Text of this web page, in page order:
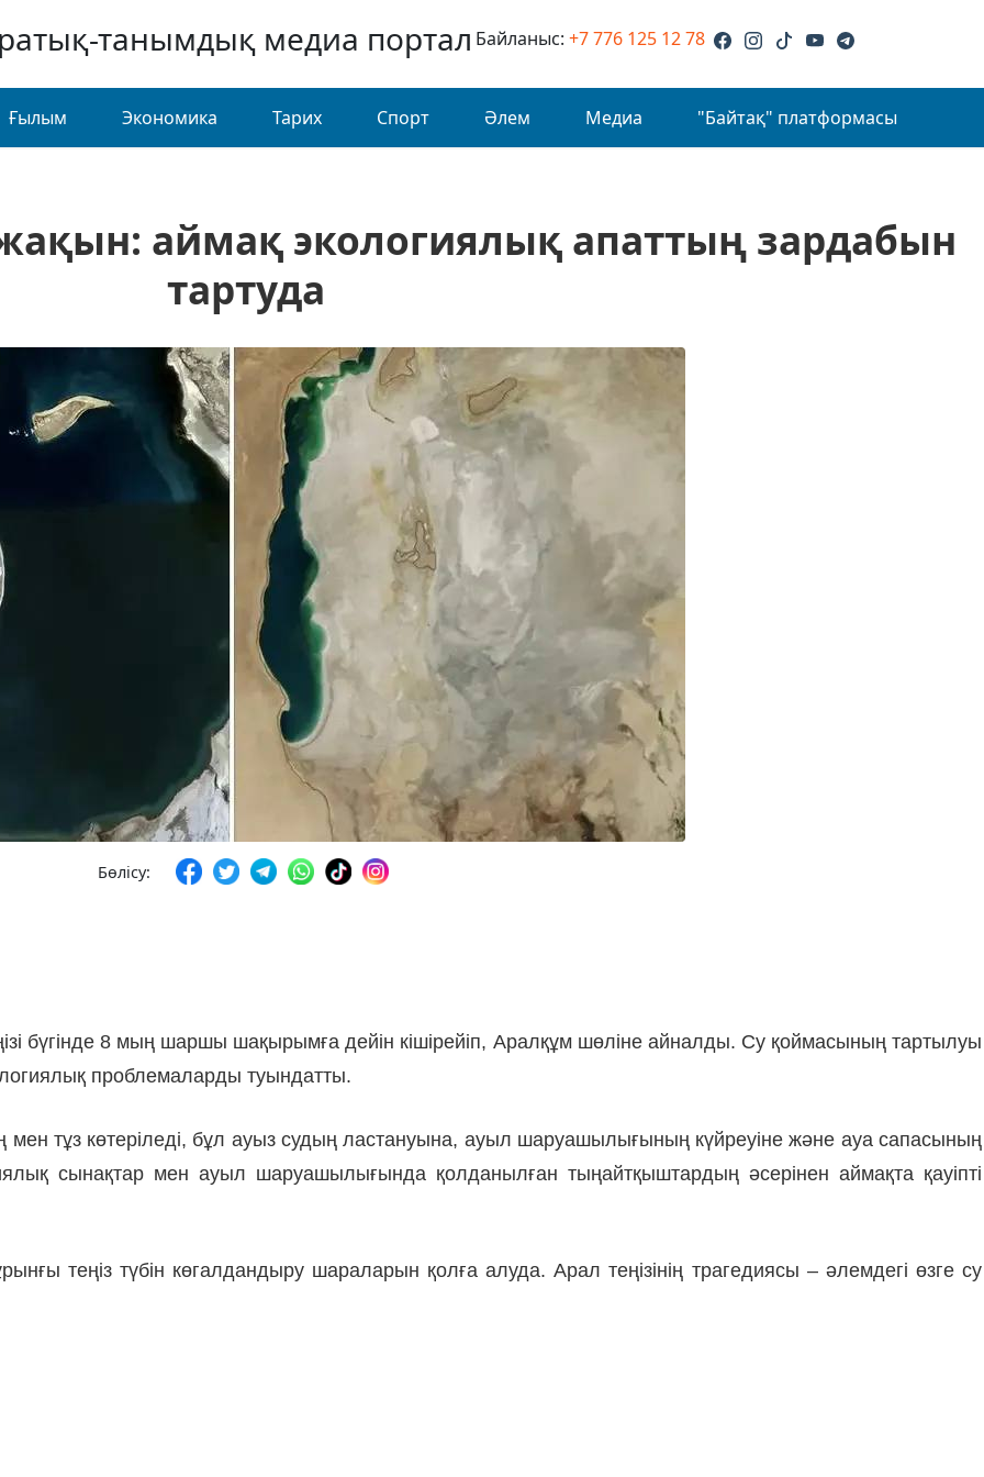
танымдық медиа портал Байланыс:+7 776 125 12 78
Ғылым Экономика Тарих Спорт Әлем Медиа "Байтақ" платформасы
аймақ экологиялық апаттың зардабын
тартуда
Бөлісу:
бүгінде 8 мың шаршы шақырымға дейін кішірейіп, Аралқұм шөліне айналды. Су қоймасының тартылуы
проблемаларды туындатты.
тұз көтеріледі, бұл ауыз судың ластануына, ауыл шаруашылығының күйреуіне және ауа сапасының
сынақтар мен ауыл шаруашылығында қолданылған тыңайтқыштардың әсерінен аймақта қауіпті
теңіз түбін көгалдандыру шараларын қолға алуда. Арал теңізінің трагедиясы – әлемдегі өзге су